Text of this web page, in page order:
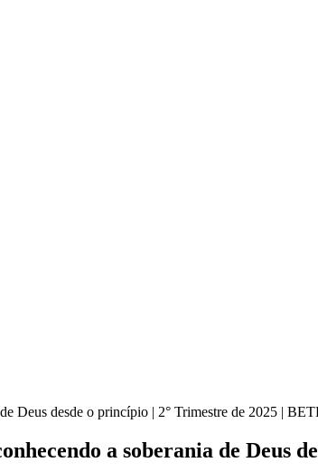
Deus desde o princípio | 2° Trimestre de 2025 |
a soberania de Deus